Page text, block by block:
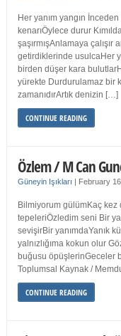
Her yanım yangın
kenarıÖylece durur
şaşırmışAnlamaya çalışır
getirdiklerinde usulcaHer
birden düşer kara
yürekte Durdurulamaz bir
zamanıdırArtık denizin […]
CONTINUE READING
Özlem / M Can
Güneyin Işıkları | February
Bilmiyorum gülümKaç kez
tepeleriÖzledim seni Bir
sevişirBir yanımdaYanık
yalnızlığıma kokun olur
buğusu öpüşlerinGeceler
Toplumsal Kaynak /
CONTINUE READING